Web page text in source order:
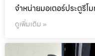
จำหน่ายมอเตอร์ประตูรีโ
ดูเพิ่มเติม »